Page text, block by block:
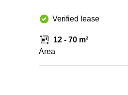
Verified lease
12 - 70 m²
Area